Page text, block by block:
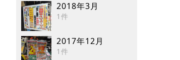
2018年3月
1件
2017年12月
1件